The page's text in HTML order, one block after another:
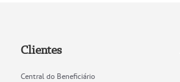
Clientes
Central do Beneficiário